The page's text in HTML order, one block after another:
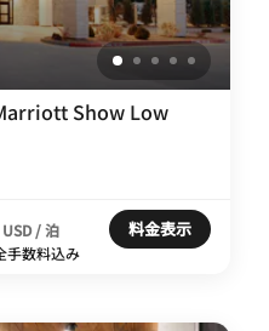
Show Low
USD / 泊
手数料込み
料金表示